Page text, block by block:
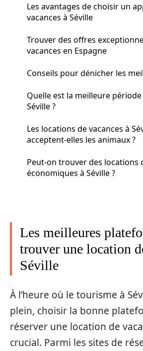
Les avantages de choisir un
vacances à Séville
Trouver des offres
vacances en Espagne
Conseils pour dénicher les
Quelle est la meilleure
Séville ?
Les locations de vacances à
acceptent-elles les animaux ?
Peut-on trouver des locations
économiques à Séville ?
Les meilleures
trouver une location
Séville
À l’heure où le tourisme à
plein, choisir la bonne
réserver une location de
crucial. Parmi les sites de